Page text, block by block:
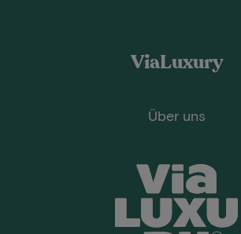
ViaLuxury
Über uns